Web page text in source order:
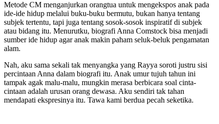
Metode CM menganjurkan orangtua untuk mengekspos anak pada
ide-ide hidup melalui buku-buku bermutu, bukan hanya tentang
subjek tertentu, tapi juga tentang sosok-sosok inspiratif di subjek
atau bidang itu. Menurutku, biografi Anna Comstock bisa menjadi
sumber ide hidup agar anak makin paham seluk-beluk pengamatan
alam.
Nah, aku sama sekali tak menyangka yang Rayya soroti justru sisi
percintaan Anna dalam biografi itu. Anak umur tujuh tahun ini
tampak agak malu-malu, mungkin merasa berbicara soal cinta-
cintaan adalah urusan orang dewasa. Aku sendiri tak tahan
mendapati ekspresinya itu. Tawa kami berdua pecah seketika.